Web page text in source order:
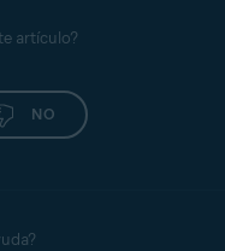
artículo?
NO